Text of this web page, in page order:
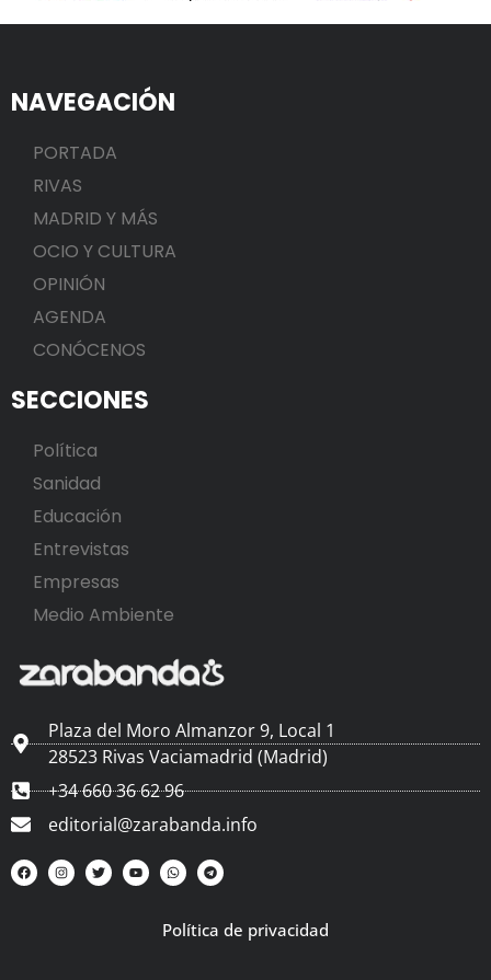
NAVEGACIÓN
PORTADA
RIVAS
MADRID Y MÁS
OCIO Y CULTURA
OPINIÓN
AGENDA
CONÓCENOS
SECCIONES
Política
Sanidad
Educación
Entrevistas
Empresas
Medio Ambiente
Plaza del Moro Almanzor 9, Local 1
28523 Rivas Vaciamadrid (Madrid)
+34 660 36 62 96
editorial@zarabanda.info
Política de privacidad